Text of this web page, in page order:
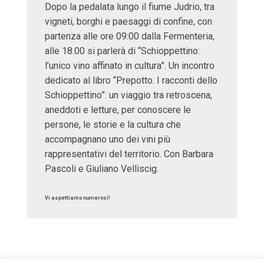
Dopo la pedalata lungo il fiume Judrio, tra
vigneti, borghi e paesaggi di confine, con
partenza alle ore 09:00 dalla Fermenteria,
alle 18.00 si parlerà di “Schioppettino:
l’unico vino affinato in cultura”. Un incontro
dedicato al libro “Prepotto. I racconti dello
Schioppettino”: un viaggio tra retroscena,
aneddoti e letture, per conoscere le
persone, le storie e la cultura che
accompagnano uno dei vini più
rappresentativi del territorio. Con Barbara
Pascoli e Giuliano Velliscig.
Vi aspettiamo numerosi!